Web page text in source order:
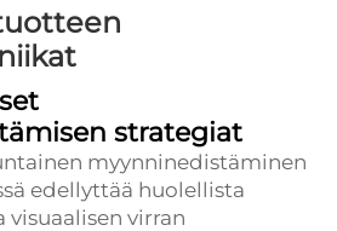
strategiat
myynninedistäminen
edellyttää huolellista
virran